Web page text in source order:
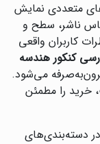
متعددی نمایش
ناشر، سطح و
کاربران واقعی
کنکور هندسه
می‌شود.
خرید را مطمئن
در دسته‌بندی‌های